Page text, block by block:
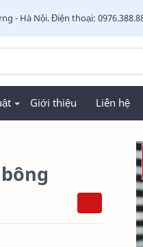
- Hà Nội. Điện thoại:
Sách
Giới thiệu Liên hệ